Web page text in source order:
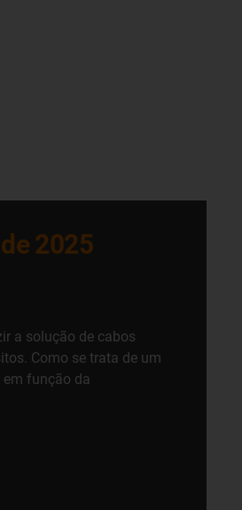
2025
a solução de cabos
Como se trata de um
função da